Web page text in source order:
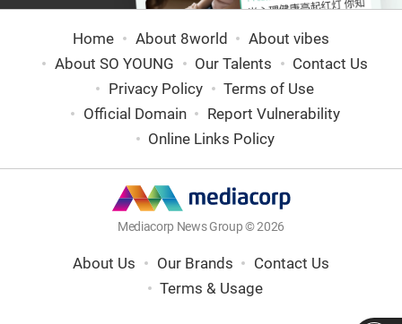
Home About 8world
About vibes
About SO YOUNG
Our Talents
Contact Us
Privacy Policy
Terms of Use
Official Domain
Report Vulnerability
Online Links Policy
Mediacorp News Group © 2026
About Us Our Brands
Contact Us
Terms & Usage